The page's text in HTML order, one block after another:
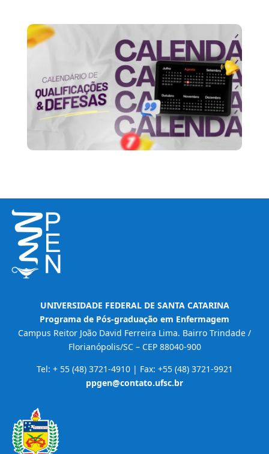
UNIVERSIDADE FEDERAL DE SANTA CATARINA
Programa de Pós-graduação em Enfermagem
Campus Reitor João David Ferreira Lima. Bairro Trindade /
Florianópolis/SC – CEP 88040-900
Tel: + 55 (48) 3721-4910 | Fax: +55 (48) 3721-9921
ppgen@contato.ufsc.br